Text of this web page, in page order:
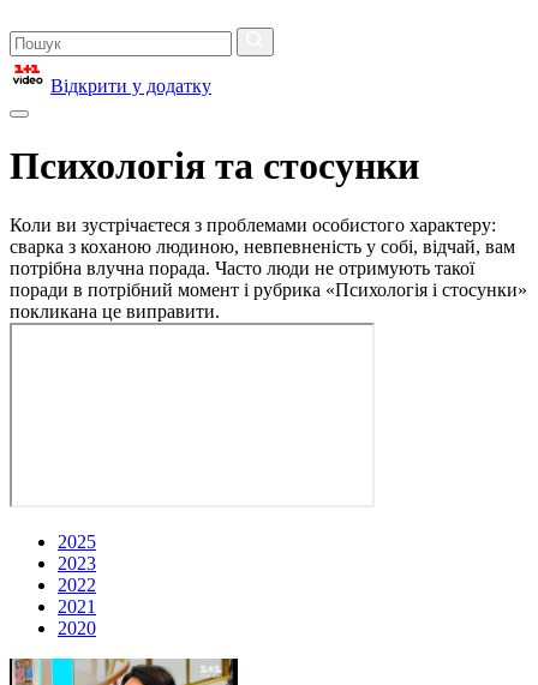
Відкрити у додатку
Психологія та стосунки
Коли ви зустрічаєтеся з проблемами особистого характеру:
сварка з коханою людиною, невпевненість у собі, відчай, вам
потрібна влучна порада. Часто люди не отримують такої
поради в потрібний момент і рубрика «Психологія і стосунки»
покликана це виправити.
2025
2023
2022
2021
2020